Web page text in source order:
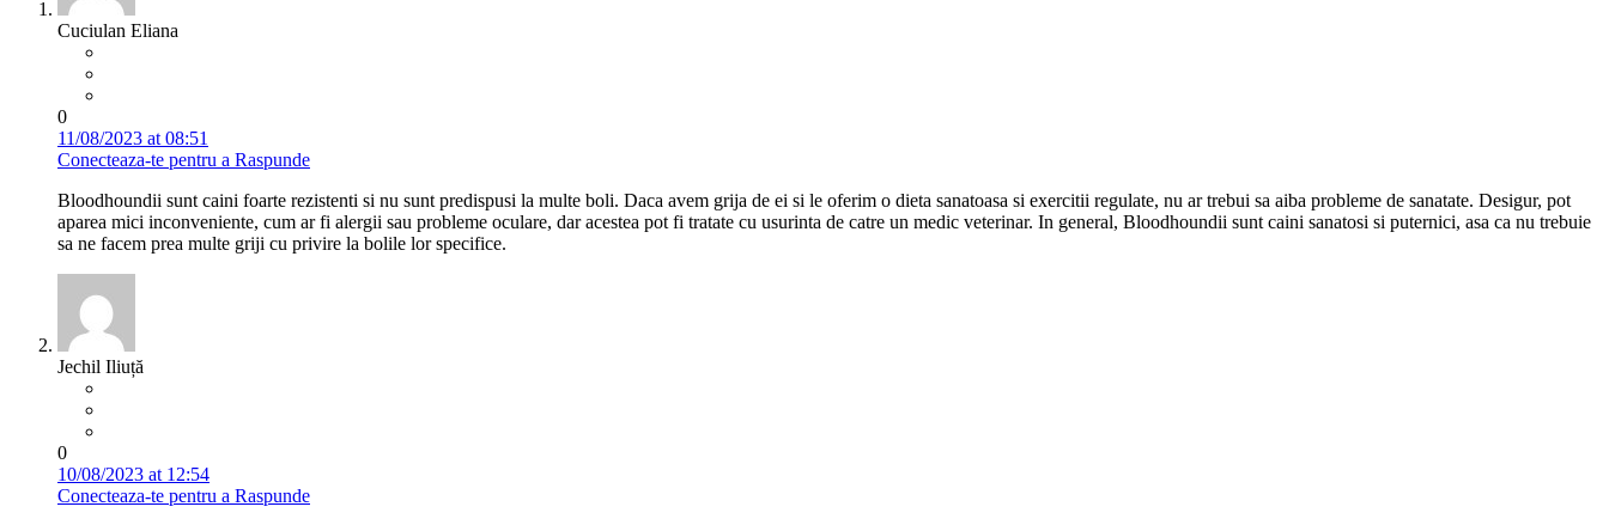
Cuciulan Eliana
0
11/08/2023 at 08:51
Conecteaza-te pentru a Raspunde
Bloodhoundii sunt caini foarte rezistenti si nu sunt predispusi la multe boli. Daca avem grija de ei si le oferim o dieta sanatoasa si exercitii regulate, nu ar trebui sa aiba probleme de sanatate. Desigur, pot
aparea mici inconveniente, cum ar fi alergii sau probleme oculare, dar acestea pot fi tratate cu usurinta de catre un medic veterinar. In general, Bloodhoundii sunt caini sanatosi si puternici, asa ca nu trebuie
sa ne facem prea multe griji cu privire la bolile lor specifice.
Jechil Iliuță
0
10/08/2023 at 12:54
Conecteaza-te pentru a Raspunde